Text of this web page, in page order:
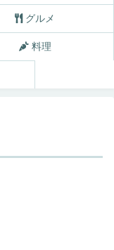
グルメ
料理